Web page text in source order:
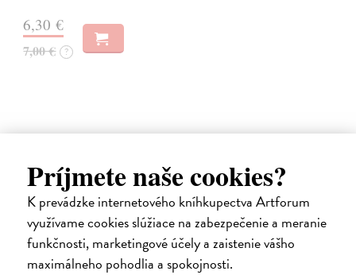
Príjmete naše cookies?
K prevádzke internetového kníhkupectva Artforum
využívame cookies slúžiace na zabezpečenie a meranie
funkčnosti, marketingové účely a zaistenie vášho
maximálneho pohodlia a spokojnosti.
6,30 €
7,00 € ?
na sklade